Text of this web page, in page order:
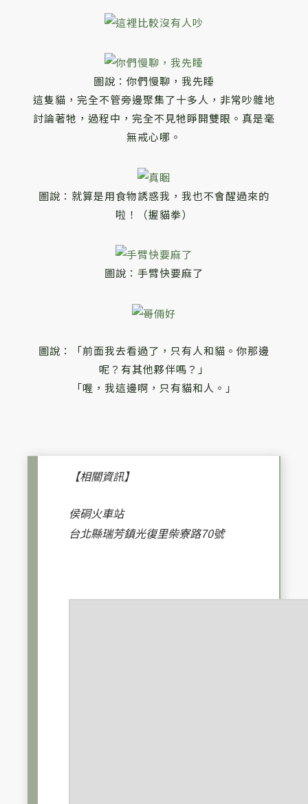
圖說：你們慢聊，我先睡
這隻貓，完全不管旁邊聚集了十多人，非常吵雜地
討論著牠，過程中，完全不見牠睜開雙眼。真是毫
無戒心哪。
圖說：就算是用食物誘惑我，我也不會醒過來的
啦！（握貓拳）
圖說：手臂快要麻了
圖說：「前面我去看過了，只有人和貓。你那邊
呢？有其他夥伴嗎？」
「喔，我這邊啊，只有貓和人。」
【相關資訊】
侯硐火車站
台北縣瑞芳鎮光復里柴寮路70號